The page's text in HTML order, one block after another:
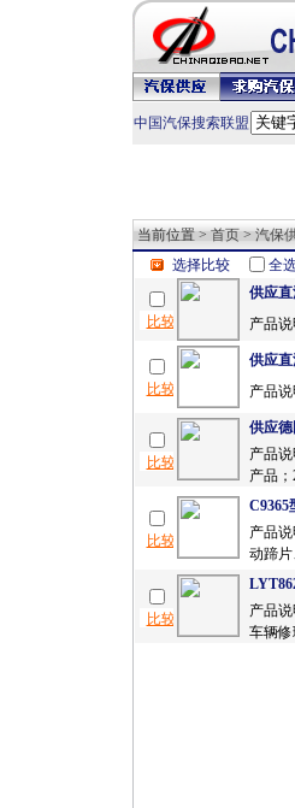
中国汽保搜索联盟
当前位置 > 首页 > 汽保
选择比较
全
供应
产品
供应
产品
供应
产品
产品
C9365
产品
动蹄
产品
车辆